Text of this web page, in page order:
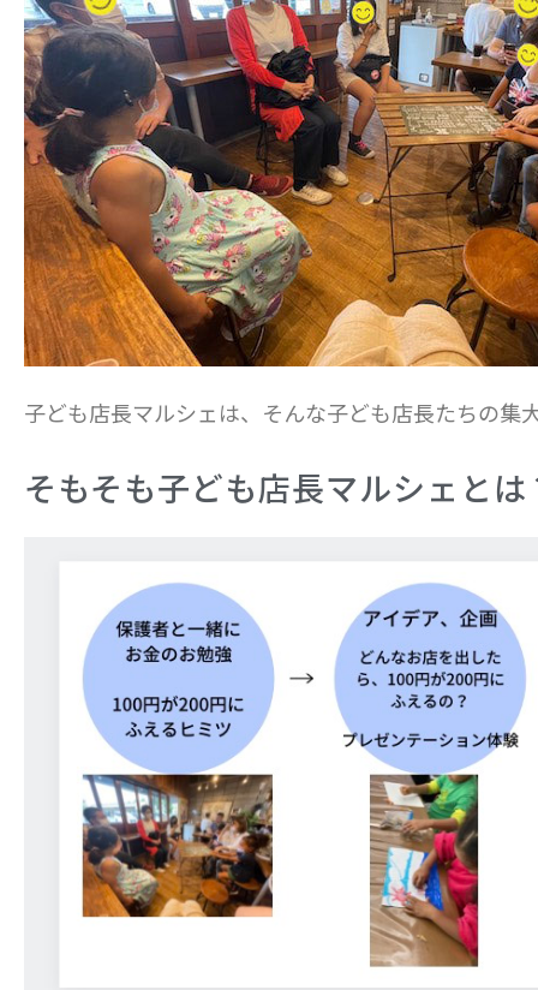
子ども店長マルシェは、そんな子ども店長たちの集
そもそも子ども店長マルシェとは